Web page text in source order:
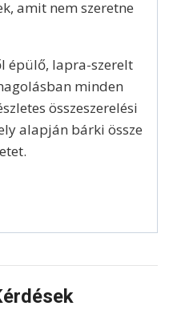
amit nem szeretne
épülő, lapra-szerelt
minden
összeszerelési
alapján bárki össze